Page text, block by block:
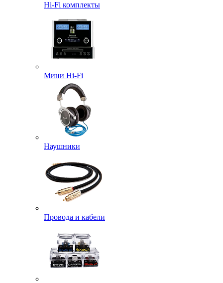
Hi-Fi комплекты
Мини Hi-Fi
Наушники
Провода и кабели